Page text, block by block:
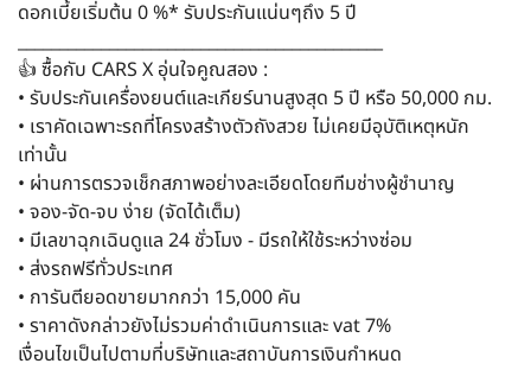
ดอกเบี้ยเริ่มต้น 0 %* รับประกันแน่นๆถึง 5 ปี
👍 ซื้อกับ CARS X อุ่นใจคูณสอง :
• รับประกันเครื่องยนต์และเกียร์นานสูงสุด 5 ปี หรือ 50,000 กม.
• เราคัดเฉพาะรถที่โครงสร้างตัวถังสวย ไม่เคยมีอุบัติเหตุหนัก
เท่านั้น
• ผ่านการตรวจเช็กสภาพอย่างละเอียดโดยทีมช่างผู้ชำนาญ
• จอง-จัด-จบ ง่าย (จัดได้เต็ม)
• มีเลขาฉุกเฉินดูแล 24 ชั่วโมง - มีรถให้ใช้ระหว่างซ่อม
• ส่งรถฟรีทั่วประเทศ
• การันตียอดขายมากกว่า 15,000 คัน
• ราคาดังกล่าวยังไม่รวมค่าดำเนินการและ vat 7%
เงื่อนไขเป็นไปตามที่บริษัทและสถาบันการเงินกำหนด